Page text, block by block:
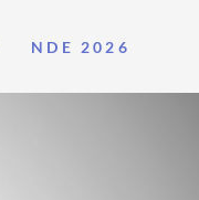
NDE 2026